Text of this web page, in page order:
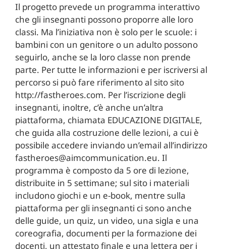
Il progetto prevede un programma interattivo
che gli insegnanti possono proporre alle loro
classi. Ma l’iniziativa non è solo per le scuole: i
bambini con un genitore o un adulto possono
seguirlo, anche se la loro classe non prende
parte. Per tutte le informazioni e per iscriversi al
percorso si può fare riferimento al sito sito
http://fastheroes.com. Per l’iscrizione degli
insegnanti, inoltre, c’è anche un’altra
piattaforma, chiamata EDUCAZIONE DIGITALE,
che guida alla costruzione delle lezioni, a cui è
possibile accedere inviando un’email all’indirizzo
fastheroes@aimcommunication.eu. Il
programma è composto da 5 ore di lezione,
distribuite in 5 settimane; sul sito i materiali
includono giochi e un e-book, mentre sulla
piattaforma per gli insegnanti ci sono anche
delle guide, un quiz, un video, una sigla e una
coreografia, documenti per la formazione dei
docenti, un attestato finale e una lettera per i